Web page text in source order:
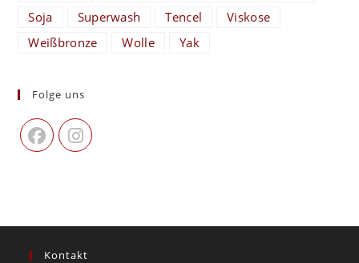
Soja
Superwash Tencel
Viskose
Weißbronze
Wolle Yak
Folge uns
Kontakt